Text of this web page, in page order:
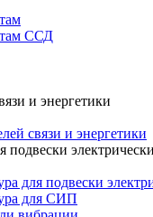
ССД
и энергетики
связи и энергетики
подвески
для подвески
для СИП